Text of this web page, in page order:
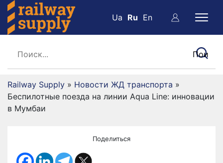
Ua Ru En
Railway Supply » Новости ЖД транспорта »
Беспилотные поезда на линии Aqua Line: инновации
в Мумбаи
Поделиться